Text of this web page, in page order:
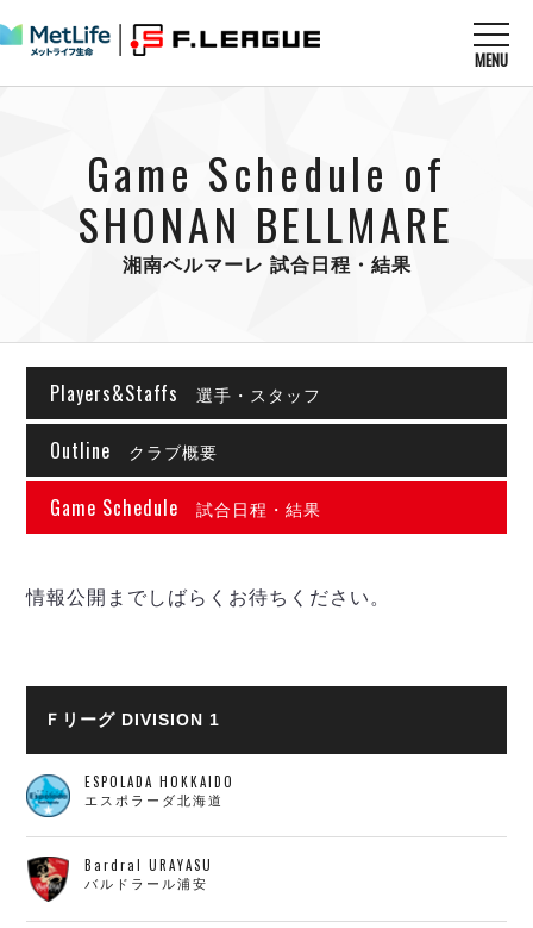
MENU
すべてのニュース
リーグ戦
リーグカップ
Ｆチャレンジリーグ
チケット
メディア情報
フットサル日本代表
その他
試合を観る MATCHES
メットライフ生命Ｆ１リーグ
戦績表
警告・退場・出場停止選手
個人ランキング｜ゴール
個人ランキング｜シュート
個人ランキング｜シュート成功率
メットライフ生命Ｆ２リーグ
戦績表
個人ランキング｜ゴール
個人ランキング｜シュート
個人ランキング｜シュート成功率
個人ランキング｜第2PK
クラブを知る CLUB
メットライフ生命Ｆ１リーグ
エスポラーダ北海道
バルドラール浦安
フウガドールすみだ
しながわシティ
立川アスレティックFC
湘南ベルマーレ
シュライカー大阪
ボルクバレット北九州
バサジィ大分
メットライフ生命Ｆ２リーグ
ヴォスクオーレ仙台
チケットを買う
アリーナ情報 ARENA
リーグ概要 ABOUT US
リーグ概要
リーグ要項
クラブライセンス関連
アリーナ観戦マナー&ルール
過去の記録
過去の試合記録
ディビジョン1 試合記録
ディビジョン2 試合記録
Ｆリーグカップ 試合記録
リーグ統計データ
ABeam AWARD
DIVISION01
Game Schedule of
SHONAN BELLMARE
湘南ベルマーレ 試合日程・結果
Players&Staffs 選手・スタッフ
Outline クラブ概要
Game Schedule 試合日程・結果
情報公開までしばらくお待ちください。
Ｆリーグ DIVISION 1
ESPOLADA HOKKAIDO
エスポラーダ北海道
Bardral URAYASU
バルドラール浦安